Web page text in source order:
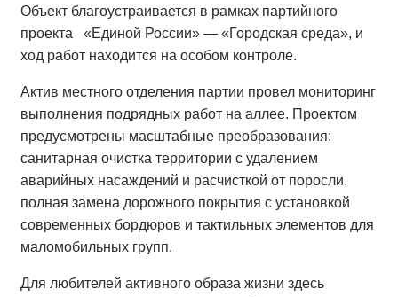
Объект благоустраивается в рамках партийного
проекта «Единой России» — «Городская среда», и
ход работ находится на особом контроле.
Актив местного отделения партии провел мониторинг
выполнения подрядных работ на аллее. Проектом
предусмотрены масштабные преобразования:
санитарная очистка территории с удалением
аварийных насаждений и расчисткой от поросли,
полная замена дорожного покрытия с установкой
современных бордюров и тактильных элементов для
маломобильных групп.
Для любителей активного образа жизни здесь